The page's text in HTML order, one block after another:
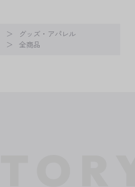
グッズ・アパレル
全商品